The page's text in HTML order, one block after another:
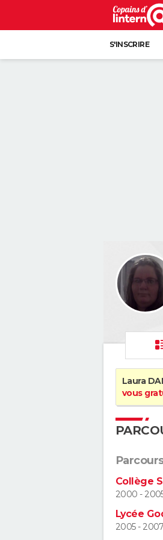
S'INSCRIRE
Laura
vous
Collège
2000 -
Lycée
2005 - 2007